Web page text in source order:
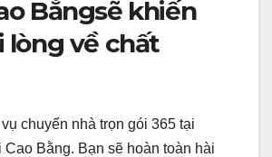
Bằngsẽ khiến
lòng về chất
chuyển nhà trọn gói 365 tại
Bằng. Bạn sẽ hoàn toàn hài